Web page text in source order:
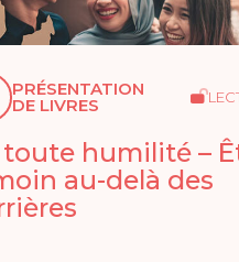
PRÉSENTATION
DE LIVRES
toute humilité –
au-delà des